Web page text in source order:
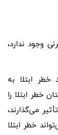
وجود ندارد،
خطر ابتلا به
خطر ابتلا را
می‌گذارند،
خطر ابتلا